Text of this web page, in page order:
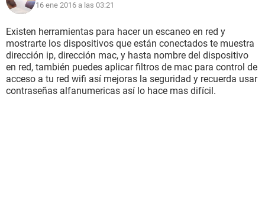
16 ene 2016 a las 03:21
Existen herramientas para hacer un escaneo en red y
mostrarte los dispositivos que están conectados te muestra
dirección ip, dirección mac, y hasta nombre del dispositivo
en red, también puedes aplicar filtros de mac para control de
acceso a tu red wifi así mejoras la seguridad y recuerda usar
contraseñas alfanumericas así lo hace mas difícil.